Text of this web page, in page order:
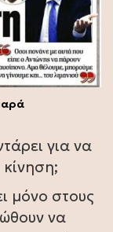
για να
κίνηση;
μόνο στους
να